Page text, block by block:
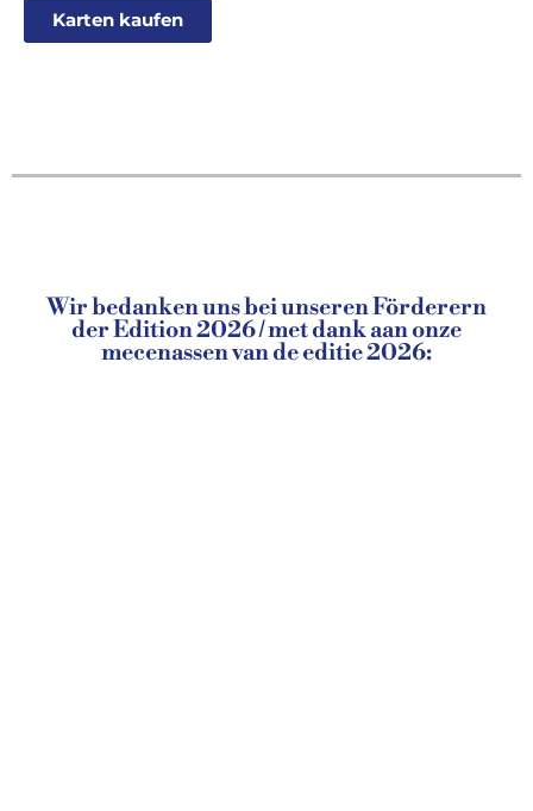
Karten kaufen
Wir bedanken uns bei unseren Förderern
der Edition 2026 / met dank aan onze
mecenassen van de editie 2026: